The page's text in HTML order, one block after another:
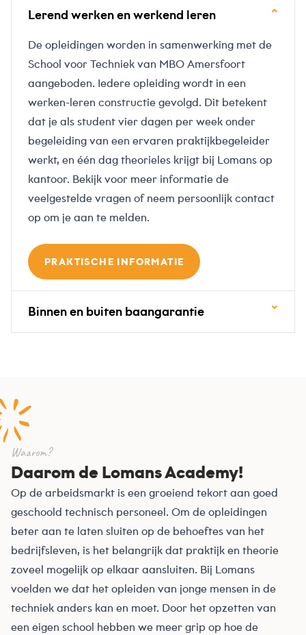
Lerend werken en werkend leren
De opleidingen worden in samenwerking met de
School voor Techniek van MBO Amersfoort
aangeboden. Iedere opleiding wordt in een
werken-leren constructie gevolgd. Dit betekent
dat je als student vier dagen per week onder
begeleiding van een ervaren praktijkbegeleider
werkt, en één dag theorieles krijgt bij Lomans op
kantoor. Bekijk voor meer informatie de
veelgestelde vragen of neem persoonlijk contact
op om je aan te melden.
PRAKTISCHE INFORMATIE
Binnen en buiten baangarantie
Waarom?
Daarom de Lomans Academy!
Op de arbeidsmarkt is een groeiend tekort aan goed
geschoold technisch personeel. Om de opleidingen
beter aan te laten sluiten op de behoeftes van het
bedrijfsleven, is het belangrijk dat praktijk en theorie
zoveel mogelijk op elkaar aansluiten. Bij Lomans
voelden we dat het opleiden van jonge mensen in de
techniek anders kan en moet. Door het opzetten van
een eigen school hebben we meer grip op hoe de